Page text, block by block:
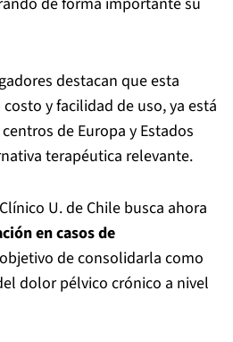
destacan que esta
y facilidad de uso, ya está
de Europa y Estados
terapéutica relevante.
U. de Chile busca ahora
en casos de
de consolidarla como
dolor pélvico crónico a nivel